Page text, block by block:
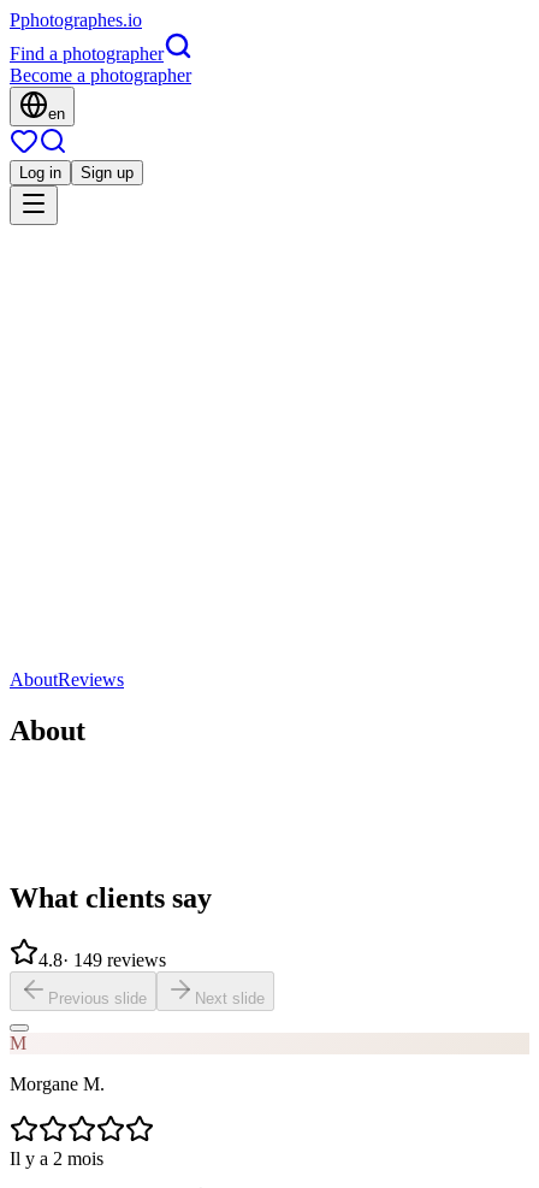
Pphotographes.io
Find a photographer
Become a photographer
en
Log in Sign up
Share
AboutReviews
About
What clients say
4.8· 149 reviews
Previous slide Next slide
M
Morgane M.
Il y a 2 mois